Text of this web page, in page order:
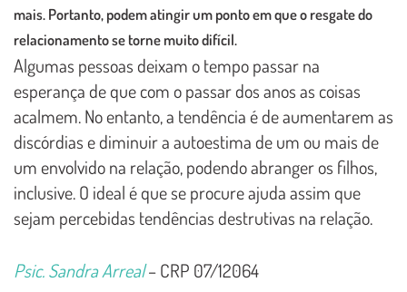
mais. Portanto, podem atingir um ponto em que o resgate do
relacionamento se torne muito difícil.
Algumas pessoas deixam o tempo passar na
esperança de que com o passar dos anos as coisas
acalmem. No entanto, a tendência é de aumentarem as
discórdias e diminuir a autoestima de um ou mais de
um envolvido na relação, podendo abranger os filhos,
inclusive. O ideal é que se procure ajuda assim que
sejam percebidas tendências destrutivas na relação.
Psic. Sandra Arreal– CRP 07/12064